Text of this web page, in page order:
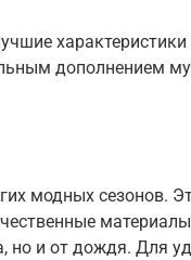
дополнением
модных сезонов.
но и от дождя. Для